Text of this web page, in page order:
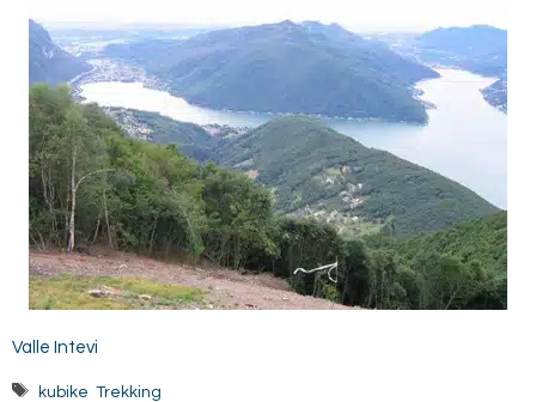
Valle Intevi
Tag
kubike ,Trekking